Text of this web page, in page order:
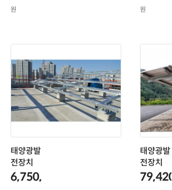
원 원
태양광발
전장치
6,750,000
태양광발
전장치